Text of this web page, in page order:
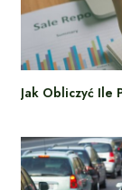
Jak Obliczyć Ile